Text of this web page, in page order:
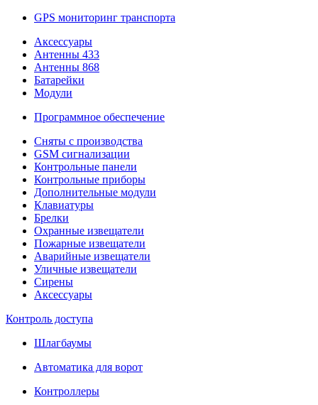
GPS мониторинг транспорта
Аксессуары
Антенны 433
Антенны 868
Батарейки
Модули
Программное обеспечение
Сняты с производства
GSM сигнализации
Контрольные панели
Контрольные приборы
Дополнительные модули
Клавиатуры
Брелки
Охранные извещатели
Пожарные извещатели
Аварийные извещатели
Уличные извещатели
Сирены
Аксессуары
Контроль доступа
Шлагбаумы
Автоматика для ворот
Контроллеры